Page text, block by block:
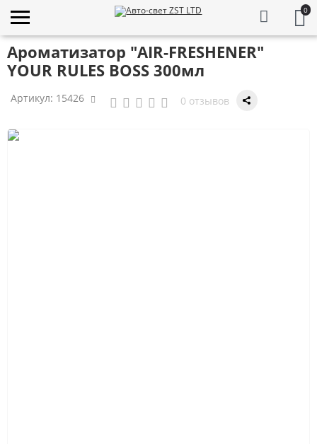
0
Ароматизатор "AIR-FRESHENER"
YOUR RULES BOSS 300мл
Артикул: 15426 0 отзывов